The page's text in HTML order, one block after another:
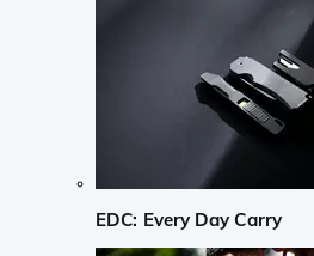
EDC: Every Day Carry